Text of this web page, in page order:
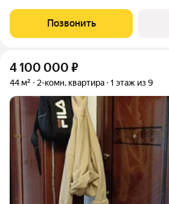
заезжать и наслаждаться жизнью без
планировка без лишних
Позвонить
4 100 000 ₽
44 м² 2-комн. квартира 1 этаж из 9